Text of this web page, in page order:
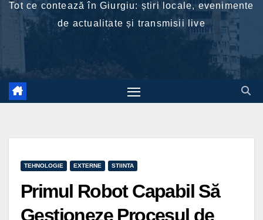
Tot ce contează în Giurgiu: știri locale, evenimente
de actualitate și transmisii live
TEHNOLOGIE EXTERNE STIINTA
Primul Robot Capabil Să
Gestioneze Procesul de